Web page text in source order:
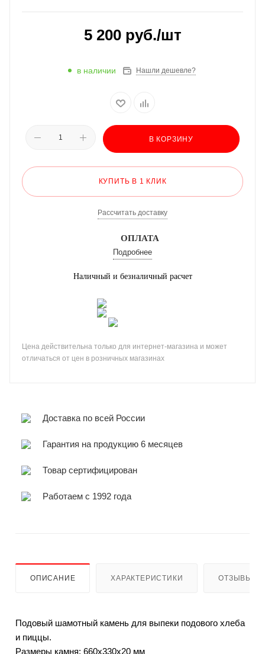
5 200руб./шт
в наличии Нашли дешевле?
В КОРЗИНУ
КУПИТЬ В 1 КЛИК
Рассчитать доставку
ОПЛАТА
Подробнее
Наличный и безналичный расчет
Цена действительна только для интернет-магазина и может
отличаться от цен в розничных магазинах
Доставка по всей России
Гарантия на продукцию 6 месяцев
Товар сертифицирован
Работаем с 1992 года
ОПИСАНИЕ ХАРАКТЕРИСТИКИ ОТЗЫВЫ
Подовый шамотный камень для выпеки подового хлеба
и пиццы.
Размеры камня: 660х330х20 мм